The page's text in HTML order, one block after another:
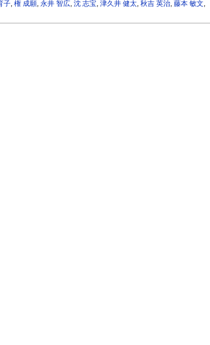
子 ,権 成願 ,永井 智広 ,沈 志宝 ,津久井 健太 ,秋吉 英治 ,藤本 敏文